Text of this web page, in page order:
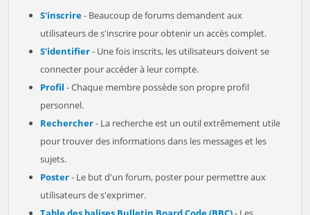
S'inscrire- Beaucoup de forums demandent aux
utilisateurs de s'inscrire pour obtenir un accès complet.
S'identifier- Une fois inscrits, les utilisateurs doivent se
connecter pour accéder à leur compte.
Profil - Chaque membre possède son propre profil
personnel.
Rechercher- La recherche est un outil extrêmement utile
pour trouver des informations dans les messages et les
sujets.
Poster- Le but d'un forum, poster pour permettre aux
utilisateurs de s'exprimer.